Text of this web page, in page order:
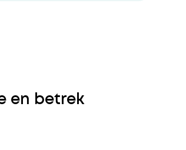
en betrek